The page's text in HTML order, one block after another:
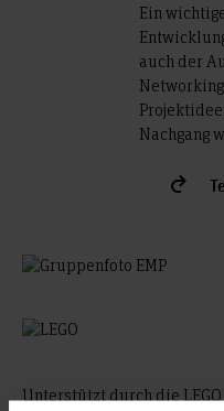
Ein
auch der
Nachgang
Unterstützt durch die